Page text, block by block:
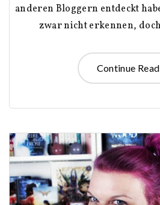
anderen Bloggern entdeckt
zwar nicht erkennen,
Continue